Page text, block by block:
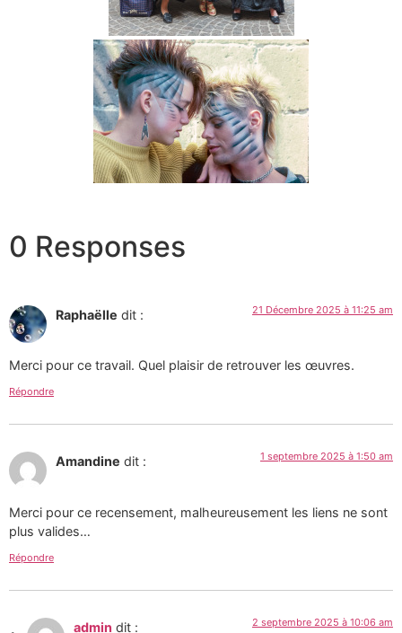
0 Responses
Raphaëlle dit : 21 Décembre 2025 à 11:25 am
Merci pour ce travail. Quel plaisir de retrouver les œuvres.
Répondre
Amandine dit : 1 septembre 2025 à 1:50 am
Merci pour ce recensement, malheureusement les liens ne sont
plus valides…
Répondre
admin dit : 2 septembre 2025 à 10:06 am